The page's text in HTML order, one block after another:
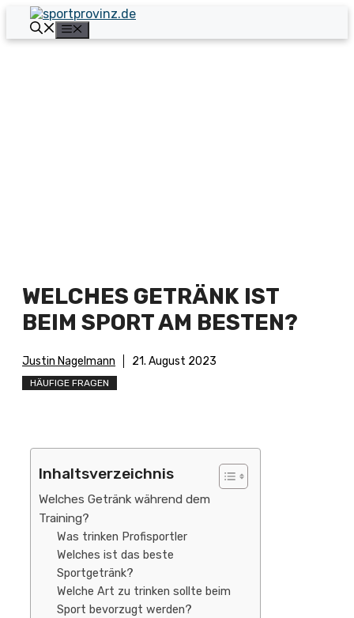
Zum
Inhalt
springen
WELCHES GETRÄNK IST
BEIM SPORT AM BESTEN?
Justin Nagelmann 21. August 2023
HÄUFIGE FRAGEN
Inhaltsverzeichnis
Welches Getränk während dem
Training?
Was trinken Profisportler
Welches ist das beste
Sportgetränk?
Welche Art zu trinken sollte beim
Sport bevorzugt werden?